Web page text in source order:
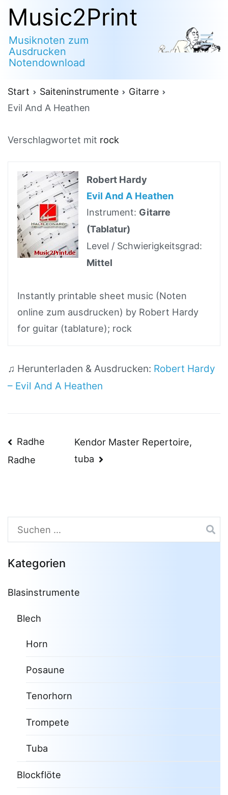
Zum
Inhalt
springen
Music2Print
Musiknoten zum
Ausdrucken
Notendownload
Start Saiteninstrumente
Gitarre
Evil And A Heathen
Verschlagwortet mit rock
Robert Hardy
Evil And A Heathen
Instrument: Gitarre
(Tablatur)
Level / Schwierigkeitsgrad:
Mittel
Instantly printable sheet music (Noten
online zum ausdrucken) by Robert Hardy
for guitar (tablature); rock
♫ Herunterladen & Ausdrucken: Robert Hardy
– Evil And A Heathen
Beitragsnavigation
Radhe
Radhe
Kendor Master Repertoire,
tuba
Suchen
nach:
Kategorien
Blasinstrumente
Blech
Horn
Posaune
Tenorhorn
Trompete
Tuba
Blockflöte